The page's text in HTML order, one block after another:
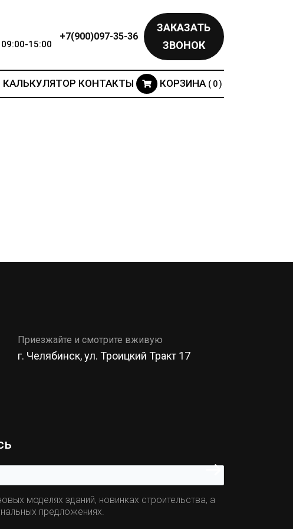
09:00-15:00
+7(900)097-35-36
ЗАКАЗАТЬ
ЗВОНОК
КАЛЬКУЛЯТОР КОНТАКТЫ КОРЗИНА ( 0 )
Приезжайте и смотрите вживую
г. Челябинск, ул. Троицкий Тракт 17
моделях зданий, новинках строительства, а
предложениях.